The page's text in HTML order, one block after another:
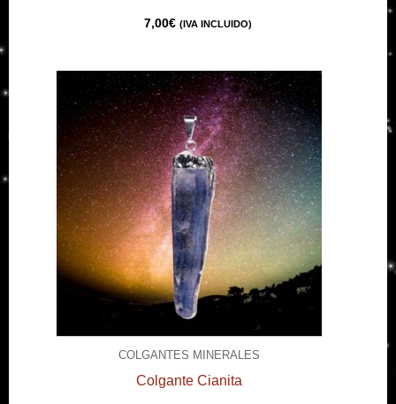
7,00€ (IVA INCLUIDO)
COLGANTES MINERALES
Colgante Cianita